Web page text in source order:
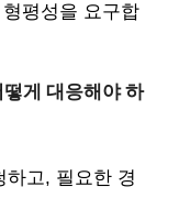
평성을 요구합
게 대응해야 하
하고, 필요한 경